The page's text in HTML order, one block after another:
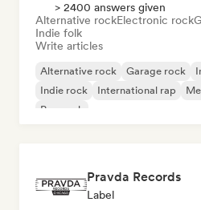
> 2400 answers given
Alternative rockElectronic rock
Indie folk
Write articles
Alternative rock Garage rock
Indie rock
International rap
Pop rock
Pravda Records
Label